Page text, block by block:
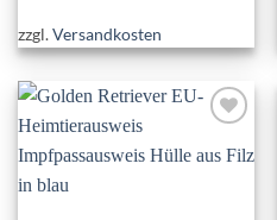
zzgl.Versandkosten
wishlist